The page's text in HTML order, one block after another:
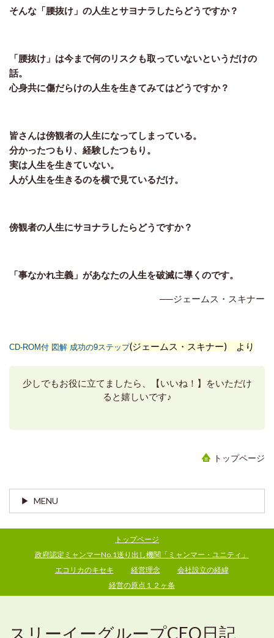
そんな「腰抜け」の人生とサヨナラしたらどうですか？
「腰抜け」は今まで何のリスクも取っていないというだけの
話。
心身共に傷だらけの人生を生きてみてはどうですか？
皆さんは傍観者の人生になってしまっている。
分かったつもり、経験したつもり。
実は人生を生きていない。
人が人生を生きるのを横で見ているだけ。
傍観者の人生にサヨナラしたらどうですか？
「事なかれ主義」があなたの人生を破滅に導くのです。
──ジェームス・スキナー
CD-ROM付 図解 成功の9ステップ(ジェームス・スキナー) より
少しでもお役に立てましたら、【いいね！】をいただけ
ると嬉しいです♪
トップページ
MENU
トップページ
政府認定ミャンマーNo.1送り出し機関「ミャンマー・ユニティ」
エコリカのキセキ
経営理念
会社設立の経緯
経営の原点１２ヶ条
スリーイーグループCEO日記